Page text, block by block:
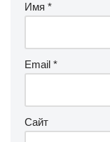
Имя *
Email *
Сайт